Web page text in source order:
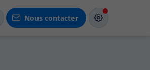
Nous contacter